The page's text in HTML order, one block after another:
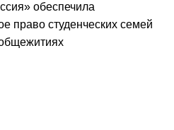
обеспечила
право студенческих семей